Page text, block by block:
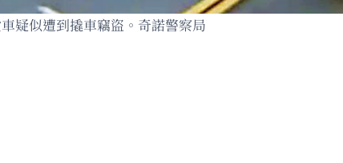
疑似遭到撬車竊盜。奇諾警察局